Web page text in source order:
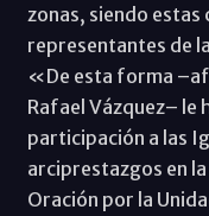
zonas, siendo
representantes de
«De esta forma
Rafael Vázquez– le
participación a las
arciprestazgos en
Oración por la